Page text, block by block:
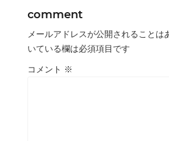
comment
メールアドレスが公開されることは
いている欄は必須項目です
コメント ※